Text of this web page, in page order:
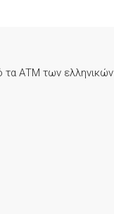
ΑΤΜ των ελληνικών